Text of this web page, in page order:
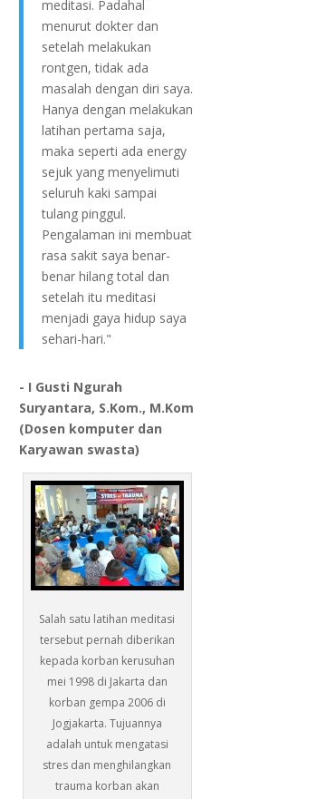
meditasi. Padahal
menurut dokter dan
setelah melakukan
rontgen, tidak ada
masalah dengan diri saya.
Hanya dengan melakukan
latihan pertama saja,
maka seperti ada energy
sejuk yang menyelimuti
seluruh kaki sampai
tulang pinggul.
Pengalaman ini membuat
rasa sakit saya benar-
benar hilang total dan
setelah itu meditasi
menjadi gaya hidup saya
sehari-hari."
- I Gusti Ngurah
Suryantara, S.Kom., M.Kom
(Dosen komputer dan
Karyawan swasta)
Salah satu latihan meditasi
tersebut pernah diberikan
kepada korban kerusuhan
mei 1998 di Jakarta dan
korban gempa 2006 di
Jogjakarta. Tujuannya
adalah untuk mengatasi
stres dan menghilangkan
trauma korban akan